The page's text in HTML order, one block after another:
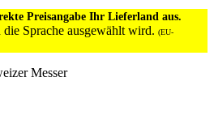
Preisangabe Ihr Lieferland aus.
Sprache ausgewählt wird. (EU-
Messer